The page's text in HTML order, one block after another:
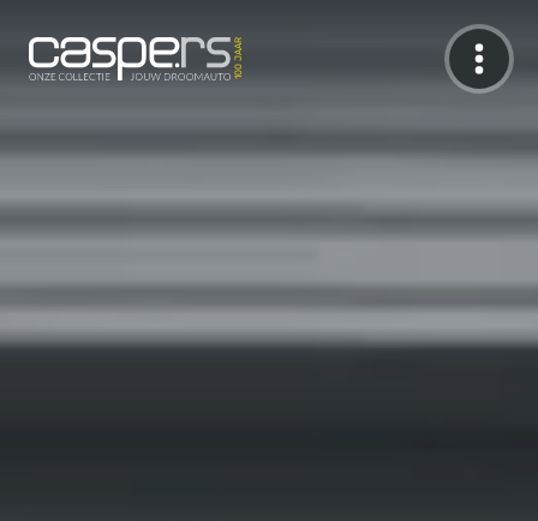
De Caspers Collectie